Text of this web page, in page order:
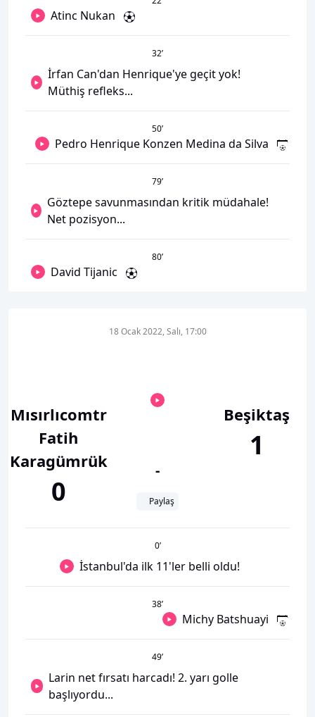
Atinc Nukan
32’
İrfan Can'dan Henrique'ye geçit yok!
Müthiş refleks...
50’
Pedro Henrique Konzen Medina da Silva
79’
Göztepe savunmasından kritik müdahale!
Net pozisyon...
80’
David Tijanic
Mısırlıcomtr
Fatih
Karagümrük
0
18 Ocak 2022, Salı, 17:00
-
Paylaş
Beşiktaş
1
0’
İstanbul'da ilk 11'ler belli oldu!
38’
Michy Batshuayi
49’
Larin net fırsatı harcadı! 2. yarı golle
başlıyordu...